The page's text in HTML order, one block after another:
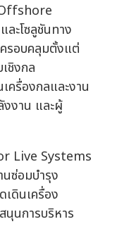
ะโซลูชันทาง
รอบคลุมตั้งแต่
ชิงกล
รื่องกลและงาน
งาน และผู้
Live Systems
นซ่อมบำรุง
เดินเครื่อง
นการบริหาร